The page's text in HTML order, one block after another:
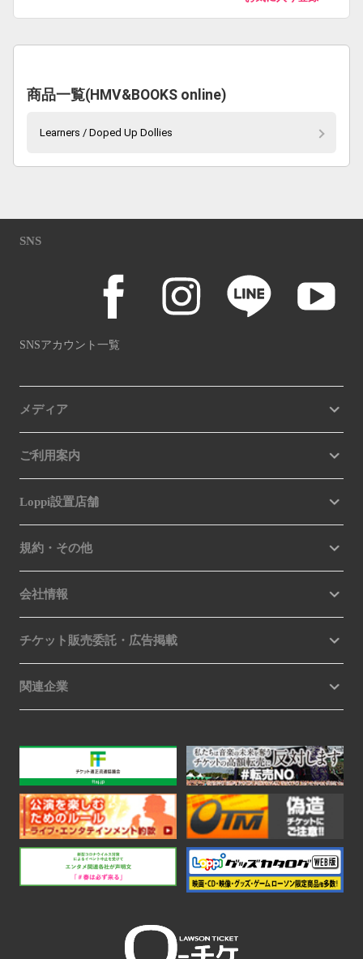
商品一覧(HMV&BOOKS online)
Learners / Doped Up Dollies
SNS
SNSアカウント一覧
メディア
ご利用案内
Loppi設置店舗
規約・その他
会社情報
チケット販売委託・広告掲載
関連企業